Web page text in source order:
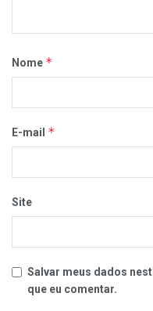
Nome *
E-mail *
Site
Salvar meus dados
que eu comentar.